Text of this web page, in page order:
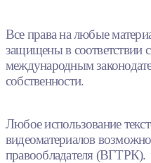
Все права на любые
защищены в соответствии
международным
собственности.
Любое использование
видеоматериалов возможно
правообладателя (ВГТРК).